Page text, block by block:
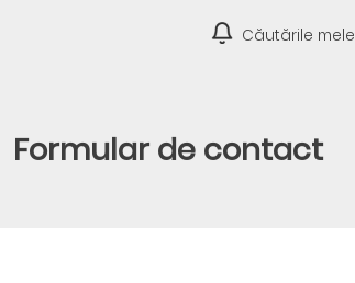
Căutările mele
Formular de contact